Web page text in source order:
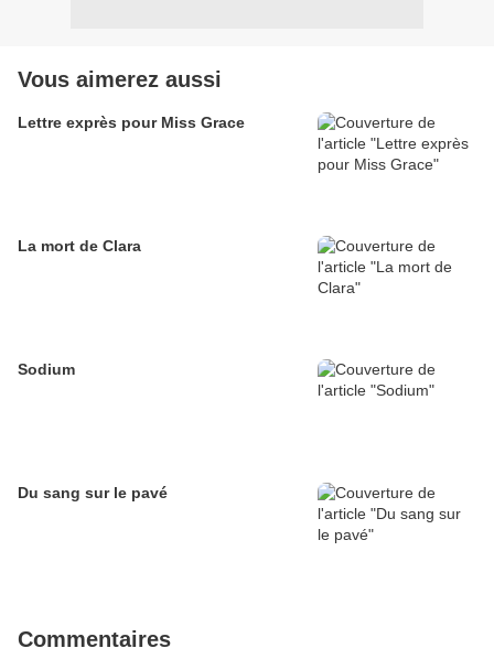
Vous aimerez aussi
Lettre exprès pour Miss Grace
La mort de Clara
Sodium
Du sang sur le pavé
Commentaires